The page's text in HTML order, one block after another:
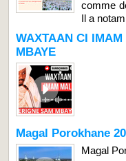
comme
Il a
WAXTAAN CI
MBAYE
Magal Porokhane
Magal